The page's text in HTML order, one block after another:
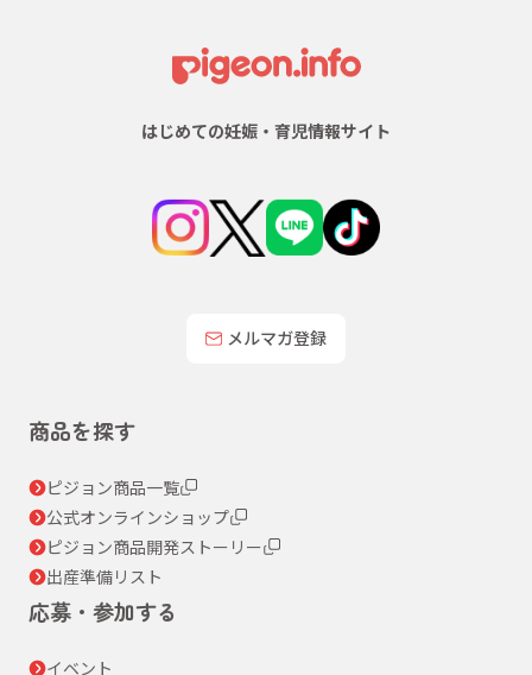
はじめての妊娠・育児情報サイト
メルマガ登録
商品を探す
ピジョン商品一覧
公式オンラインショップ
ピジョン商品開発ストーリー
出産準備リスト
応募・参加する
イベント